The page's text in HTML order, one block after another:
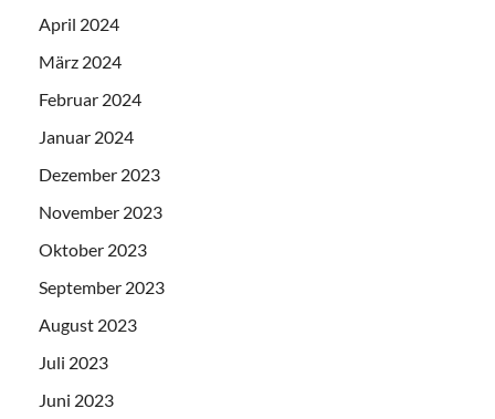
April 2024
März 2024
Februar 2024
Januar 2024
Dezember 2023
November 2023
Oktober 2023
September 2023
August 2023
Juli 2023
Juni 2023